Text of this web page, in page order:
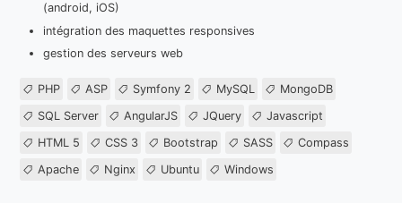
(android, iOS)
intégration des maquettes responsives
gestion des serveurs web
PHP ASP Symfony 2 MySQL
MongoDB
SQL Server
AngularJS JQuery
Javascript
HTML 5
CSS 3 Bootstrap SASS
Compass
Apache
Nginx Ubuntu Windows